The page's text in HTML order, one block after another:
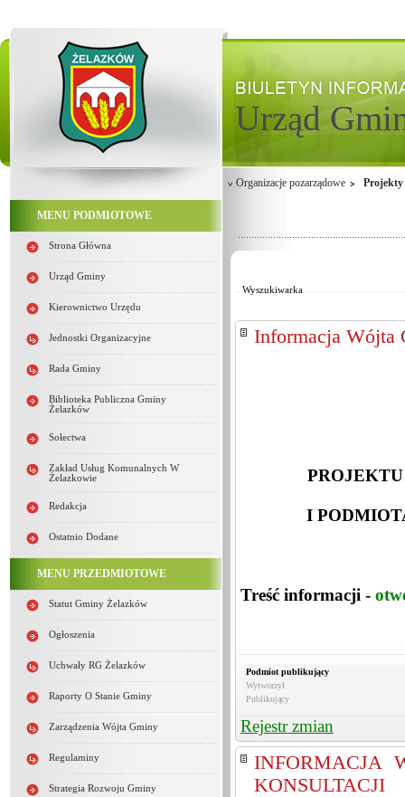
Urząd
MENU PODMIOTOWE
Strona Główna
Urząd Gminy
Kierownictwo Urzędu
Jednostki Organizacyjne
Rada Gminy
Biblioteka Publiczna Gminy
Żelazków
Sołectwa
Zakład Usług Komunalnych W
Żelazkowie
Redakcja
Ostatnio Dodane
MENU PRZEDMIOTOWE
Statut Gminy Żelazków
Ogłoszenia
Uchwały RG Żelazków
Raporty O Stanie Gminy
Zarządzenia Wójta Gminy
Regulaminy
Strategia Rozwoju Gminy
Organizacje pozarządowe Projekty
Wyszukiwarka
Informacja Wójta
I
Treść informacji -
Podmiot publikujący
Wytworzył
Publikujący
Rejestr zmian
INFORMACJA
KONSULTACJI